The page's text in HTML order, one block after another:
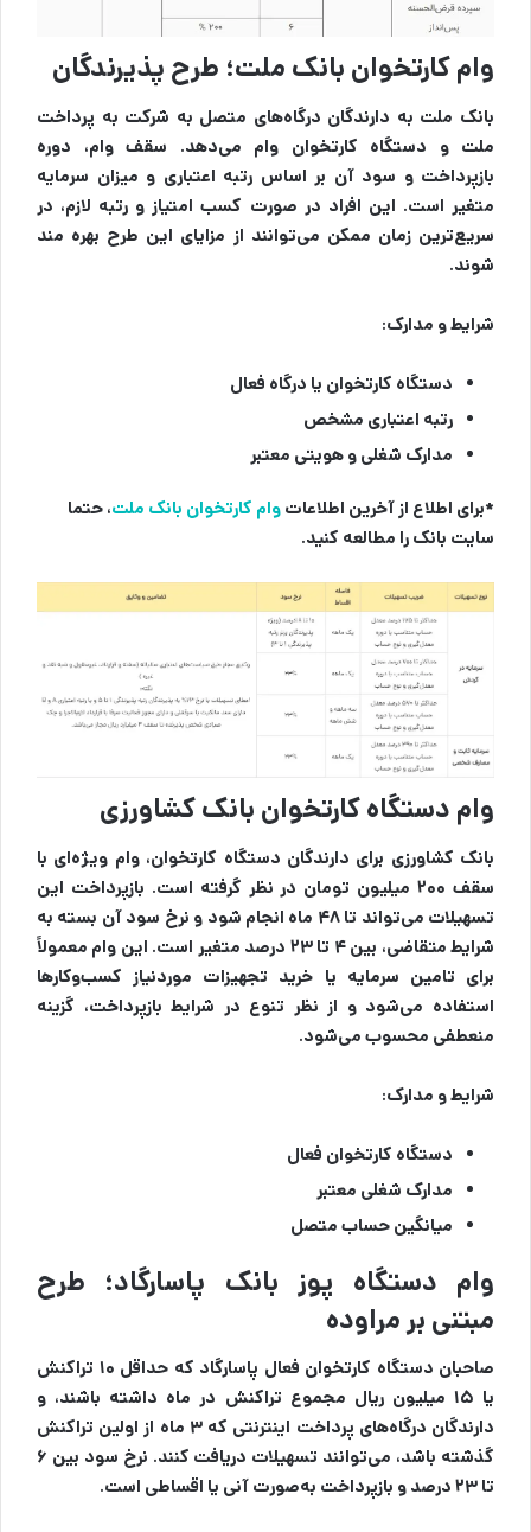
وام کارتخوان بانک ملت؛ طرح پذیرندگان
بانک ملت به دارندگان درگاه‌های متصل به شرکت به پرداخت
ملت و دستگاه کارتخوان وام می‌دهد. سقف وام، دوره
بازپرداخت و سود آن بر اساس رتبه اعتباری و میزان سرمایه
متغیر است. این افراد در صورت کسب امتیاز و رتبه لازم، در
سریع‌ترین زمان ممکن می‌توانند از مزایای این طرح بهره مند
شوند.
شرایط و مدارک:
دستگاه کارتخوان یا درگاه فعال
رتبه اعتباری مشخص
مدارک شغلی و هویتی معتبر
*برای اطلاع از آخرین اطلاعاتوام کارتخوان بانک ملت،حتما
سایت بانک را مطالعه کنید.
وام دستگاه کارتخوان بانک کشاورزی
بانک کشاورزی برای دارندگان دستگاه کارتخوان، وام ویژه‌ای با
سقف ۲۰۰ میلیون تومان در نظر گرفته است. بازپرداخت این
تسهیلات می‌تواند تا ۴۸ ماه انجام شود و نرخ سود آن بسته به
شرایط متقاضی، بین ۴ تا ۲۳ درصد متغیر است. این وام معمولاً
برای تامین سرمایه یا خرید تجهیزات موردنیاز کسب‌وکارها
استفاده می‌شود و از نظر تنوع در شرایط بازپرداخت، گزینه
منعطفی محسوب می‌شود.
شرایط و مدارک:
دستگاه کارتخوان فعال
مدارک شغلی معتبر
میانگین حساب متصل
وام دستگاه پوز بانک پاسارگاد؛ طرح
مبتنی بر مراوده
صاحبان دستگاه کارتخوان فعال پاسارگاد که حداقل ۱۰ تراکنش
یا ۱۵ میلیون ریال مجموع تراکنش در ماه داشته باشند، و
دارندگان درگاه‌های پرداخت اینترنتی که ۳ ماه از اولین تراکنش
گذشته باشد، می‌توانند تسهیلات دریافت کنند. نرخ سود بین ۶
تا ۲۳ درصد و بازپرداخت به‌صورت آنی یا اقساطی است.